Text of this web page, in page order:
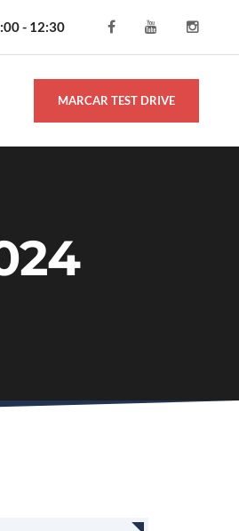
- 12:30
MARCAR TEST DRIVE